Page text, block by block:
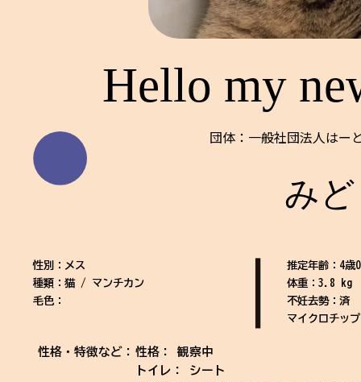
Hello my
団体：一般社団法人はー
みど
性別：メス
種類：猫 / マンチカン
毛色：
推定年齢：4歳
体重：3.8 kg
不妊去勢：済
マイクロチッ
性格・特徴など： 性格： 観察中
トイレ： シート